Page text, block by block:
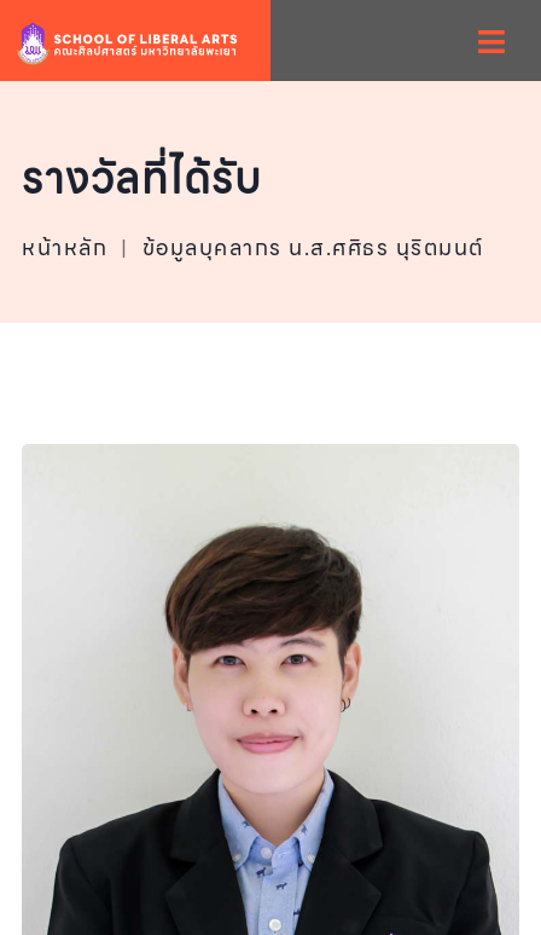
รางวัลที่ได้รับ
หน้าหลัก | ข้อมูลบุคลากร น.ส.ศศิธร นุริตมนต์